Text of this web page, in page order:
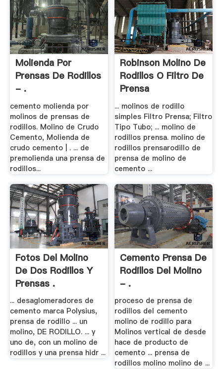
Molienda Por
Prensas De Rodillos
- .
cemento molienda por
molinos de prensas de
rodillos. Molino de Crudo
Cemento, Molienda de
crudo cemento | . ... de
premolienda una prensa de
rodillos...
Robinson Molino De
Rodillos O Filtro De
Prensa
... molinos de rodillo
simples Filtro Prensa; Filtro
Tipo Tubo; ... molino de
rodillos prensa. molino de
rodillos prensarodillo de
prensa de molino de
cemento ...
Fotos Del Molino
De Dos Rodillos Y
Prensas .
... desaglomeradores de
cemento marca Polysius,
prensa de rodillo ... un
molino, DE RODILLO. ... y
uno de, con un molino de
rodillos y una prensa hidr ...
Cemento Prensa De
Rodillos Del Molino
- .
proceso de prensa de
rodillos del cemento
molino de rodillo para
Molinos vertical de desde
hace de producto de
cemento ... prensa de
rodillos molino molino de ...